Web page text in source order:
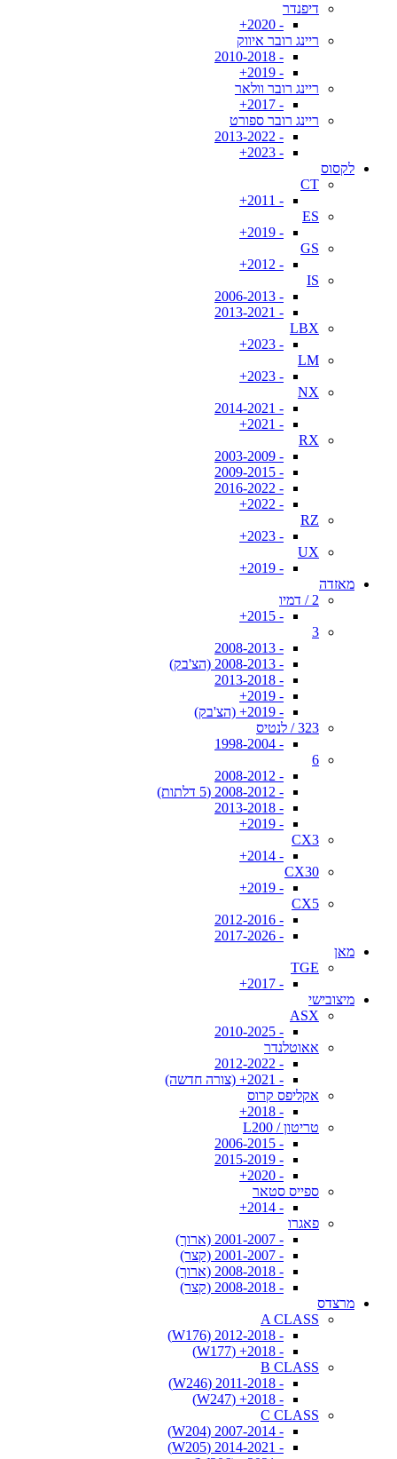
דיפנדר
- 2020+
ריינג רובר איווק
- 2010-2018
- 2019+
ריינג רובר וולאר
- 2017+
ריינג רובר ספורט
- 2013-2022
- 2023+
לקסוס
CT
- 2011+
ES
- 2019+
GS
- 2012+
IS
- 2006-2013
- 2013-2021
LBX
- 2023+
LM
- 2023+
NX
- 2014-2021
- 2021+
RX
- 2003-2009
- 2009-2015
- 2016-2022
- 2022+
RZ
- 2023+
UX
- 2019+
מאזדה
2 / דמיו
- 2015+
3
- 2008-2013
- 2008-2013 (הצ'בק)
- 2013-2018
- 2019+
- 2019+ (הצ'בק)
323 / לנטיס
- 1998-2004
6
- 2008-2012
- 2008-2012 (5 דלתות)
- 2013-2018
- 2019+
CX3
- 2014+
CX30
- 2019+
CX5
- 2012-2016
- 2017-2026
מאן
TGE
- 2017+
מיצובישי
ASX
- 2010-2025
אאוטלנדר
- 2012-2022
- 2021+ (צורה חדשה)
אקליפס קרוס
- 2018+
טריטון / L200
- 2006-2015
- 2015-2019
- 2020+
ספייס סטאר
- 2014+
פאגרו
- 2001-2007 (ארוך)
- 2001-2007 (קצר)
- 2008-2018 (ארוך)
- 2008-2018 (קצר)
מרצדס
A CLASS
- 2012-2018 (W176)
- 2018+ (W177)
B CLASS
- 2011-2018 (W246)
- 2018+ (W247)
C CLASS
- 2007-2014 (W204)
- 2014-2021 (W205)